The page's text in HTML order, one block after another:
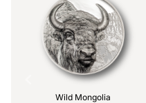
Wild Mongolia